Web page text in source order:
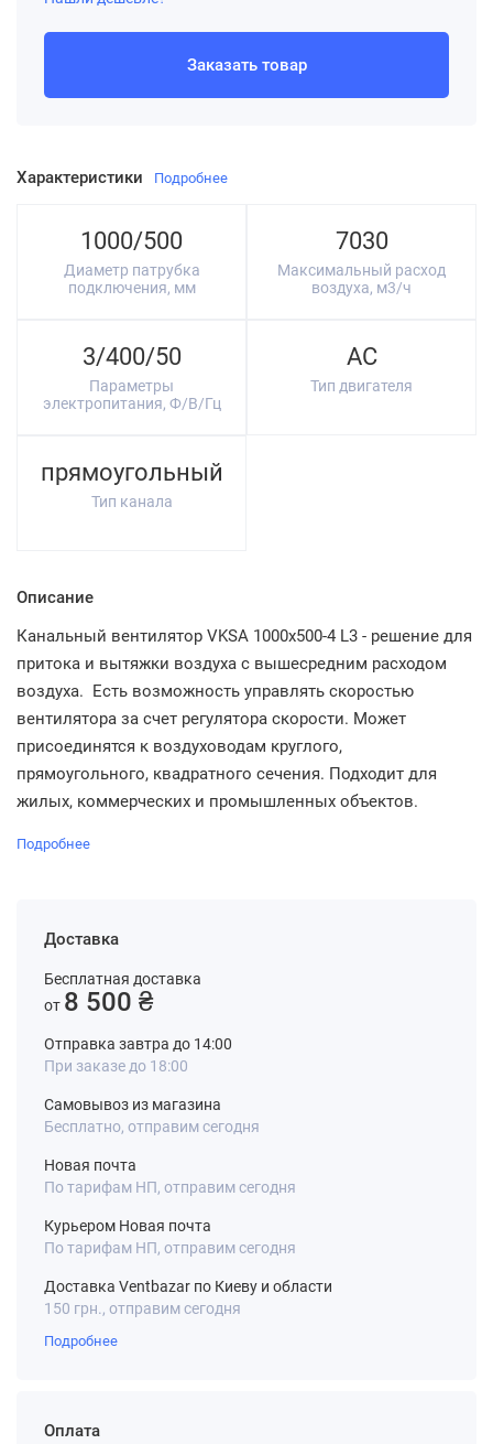
Характеристики Подробнее
1000/500
Диаметр патрубка
подключения, мм
7030
Максимальный расход
воздуха, м3/ч
3/400/50
Параметры
электропитания, Ф/В/Гц
AC
Тип двигателя
прямоугольный
Тип канала
Описание
Канальный вентилятор VKSA 1000x500-4 L3 - решение для
притока и вытяжки воздуха с вышесредним расходом
воздуха. Есть возможность управлять скоростью
вентилятора за счет регулятора скорости. Может
присоединятся к воздуховодам круглого,
прямоугольного, квадратного сечения. Подходит для
жилых, коммерческих и промышленных объектов.
Подробнее
Доставка
Бесплатная доставка
от 8 500 ₴
Отправка завтра до 14:00
При заказе до 18:00
Самовывоз из магазина
Бесплатно, отправим сегодня
Новая почта
По тарифам НП, отправим сегодня
Курьером Новая почта
По тарифам НП, отправим сегодня
Доставка Ventbazar по Киеву и области
150 грн., отправим сегодня
Подробнее
Оплата
Заказать товар